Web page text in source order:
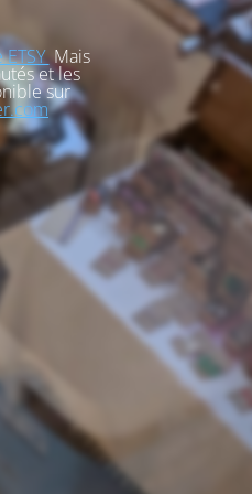
Mais
et les
sur